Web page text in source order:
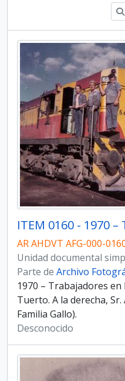
AR AHDVT AFG-000-
Unidad documental
Parte de Archivo
1970 – Trabajadores
Tuerto. A la derecha,
Familia Gallo).
Desconocido